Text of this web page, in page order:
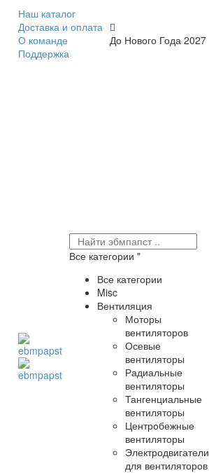
Наш каталог
Доставка и оплата
О команде
Поддержка
До Нового Года 2027
Все категории
Все категории
Misc
Вентиляция
Моторы
вентиляторов
Осевые
вентиляторы
Радиальные
вентиляторы
Тангенциальные
вентиляторы
Центробежные
вентиляторы
Электродвигатели
для вентиляторов